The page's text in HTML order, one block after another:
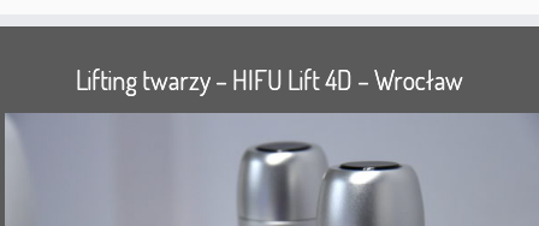
Lifting twarzy – HIFU Lift 4D – Wrocław